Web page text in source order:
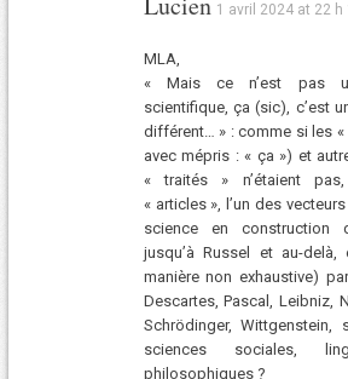
1 avril 2024 at 22 h
MLA,
« Mais ce n’est pas
scientifique, ça (sic), c’est
différent… » : comme si les «
avec mépris : « ça ») et
« traités » n’étaient
« articles », l’un des
science en construction
jusqu’à Russel et au-
manière non exhaustive)
Descartes, Pascal, Leibniz,
Schrödinger, Wittgenstein,
sciences sociales,
philosophiques ?